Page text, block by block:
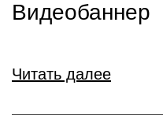
Видеобаннер
Читать далее